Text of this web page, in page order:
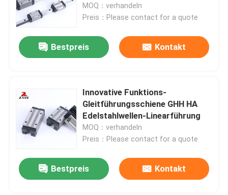
MOQ：verhandeln
Preis：Please contact for a quote
Bestpreis Kontakt
Innovative Funktions-
Gleitführungsschiene GHH HA
Edelstahlwellen-Linearführung
MOQ：verhandeln
Preis：Please contact for a quote
Bestpreis Kontakt